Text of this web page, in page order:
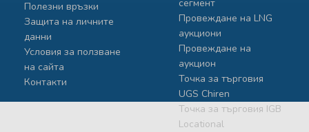
Полезни връзки
Защита на личните
данни
Условия за ползване
на сайта
Контакти
сегмент
Провеждане на LNG
аукциони
Провеждане на
аукцион
Точка за търговия
UGS Chiren
Точка за търговия IGB
Locational